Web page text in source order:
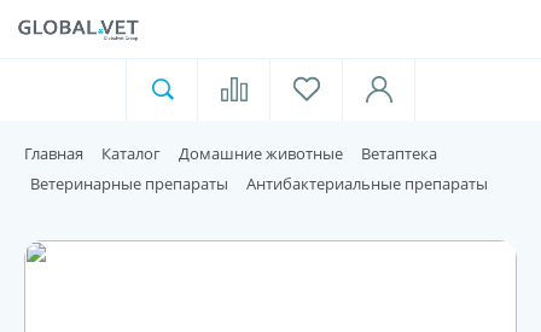
Для пищевой индустрии
Домашние животные
Главная Каталог Домашние животные
Ветаптека
Ветеринарные препараты
Антибактериальные препараты